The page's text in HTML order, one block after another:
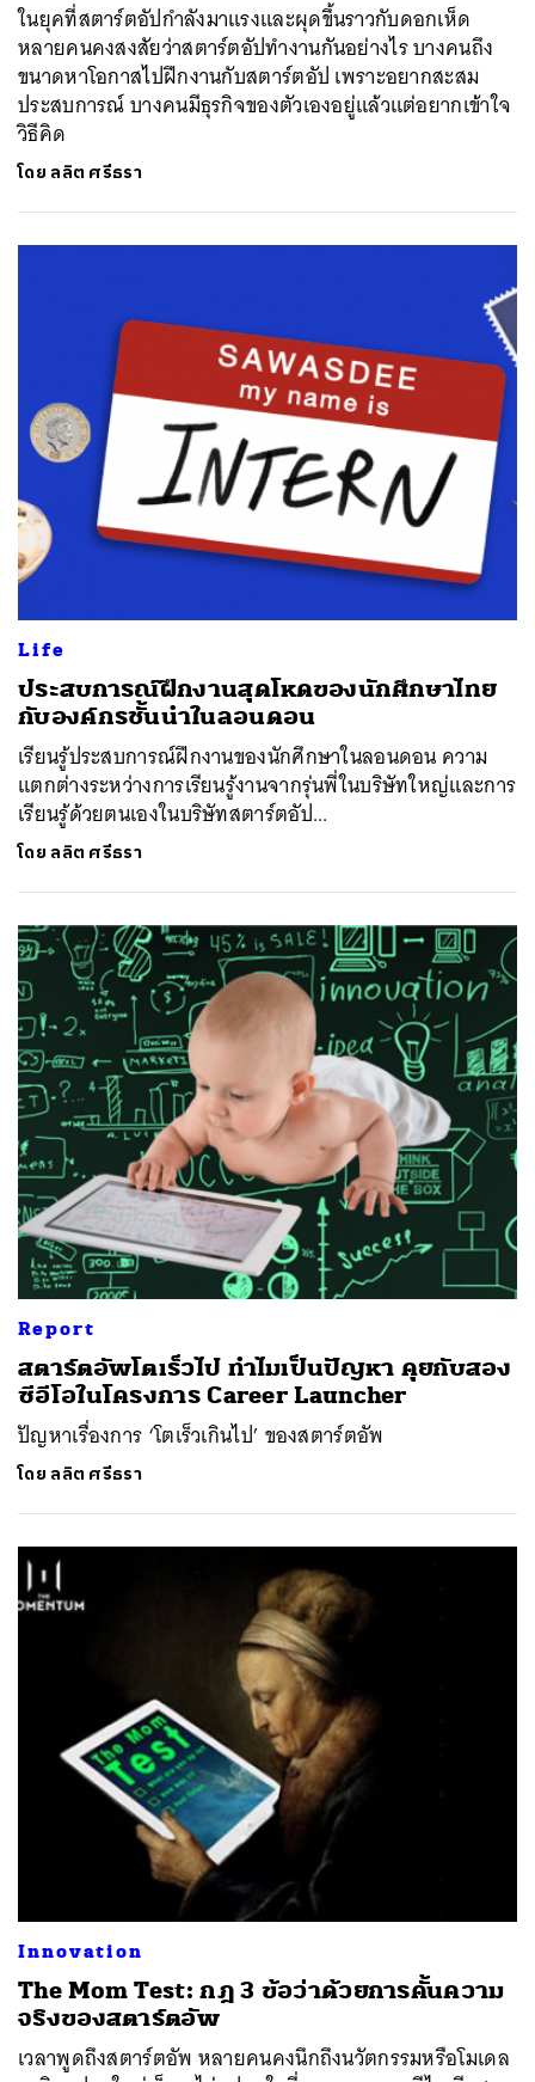
ในยุคที่สตาร์ตอัปกำลังมาแรงและผุดขึ้นราวกับดอกเห็ด
หลายคนคงสงสัยว่าสตาร์ตอัปทำงานกันอย่างไร บางคนถึง
ขนาดหาโอกาสไปฝึกงานกับสตาร์ตอัป เพราะอยากสะสม
ประสบการณ์ บางคนมีธุรกิจของตัวเองอยู่แล้วแต่อยากเข้าใจ
วิธีคิด
โดย ลลิต ศรีธรา
Life
ประสบการณ์ฝึกงานสุดโหดของนักศึกษาไทย
กับองค์กรชั้นนำในลอนดอน
เรียนรู้ประสบการณ์ฝึกงานของนักศึกษาในลอนดอน ความ
แตกต่างระหว่างการเรียนรู้งานจากรุ่นพี่ในบริษัทใหญ่และการ
เรียนรู้ด้วยตนเองในบริษัทสตาร์ตอัป...
โดย ลลิต ศรีธรา
Report
สตาร์ตอัพโตเร็วไป ทำไมเป็นปัญหา คุยกับสอง
ซีอีโอในโครงการ Career Launcher
ปัญหาเรื่องการ ‘โตเร็วเกินไป’ ของสตาร์ตอัพ
โดย ลลิต ศรีธรา
Innovation
The Mom Test: กฎ 3 ข้อว่าด้วยการคั้นความ
จริงของสตาร์ตอัพ
​เวลาพูดถึงสตาร์ตอัพ หลายคนคงนึกถึงนวัตกรรมหรือโมเดล
SHARE TWEET LINE EMAIL